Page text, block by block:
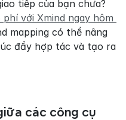
với Xmind ngay hôm
mapping có thể nâng
đẩy hợp tác và tạo ra
các công cụ